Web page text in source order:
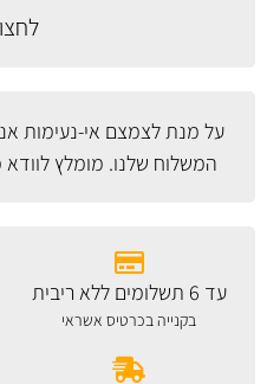
על מנת לצמצם אי-נעימות
המשלוח שלנו. מומלץ
עד 6 תשלומים ללא ריבית
בקנייה בכרטיס אשראי